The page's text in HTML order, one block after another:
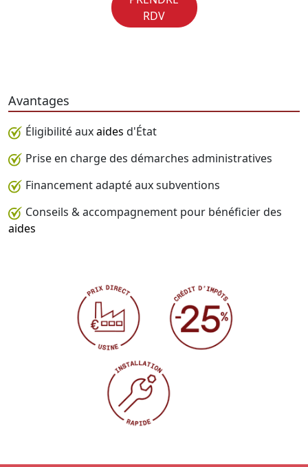
RDV
Avantages
Éligibilité auxaides d'État
Prise en charge des démarches administratives
Financement adapté aux subventions
Conseils & accompagnement pour bénéficier des
aides